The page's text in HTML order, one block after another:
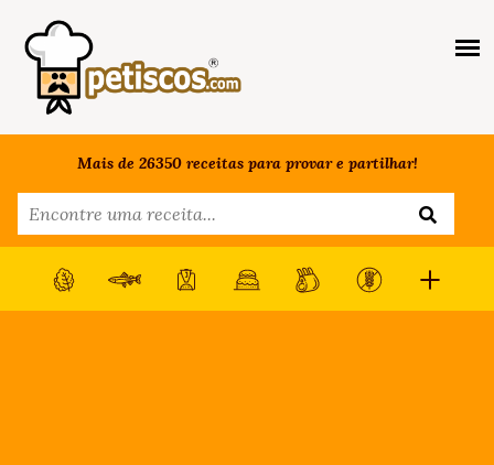
Mais de 26350 receitas para provar e partilhar!